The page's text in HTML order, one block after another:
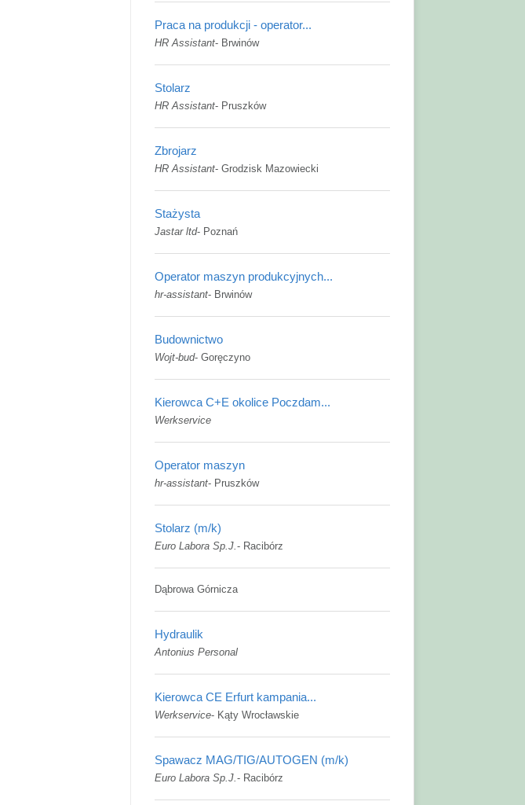
Praca na produkcji - operator...
HR Assistant- Brwinów
Stolarz
HR Assistant- Pruszków
Zbrojarz
HR Assistant- Grodzisk Mazowiecki
Stażysta
Jastar ltd- Poznań
Operator maszyn produkcyjnych...
hr-assistant- Brwinów
Budownictwo
Wojt-bud- Goręczyno
Kierowca C+E okolice Poczdam...
Werkservice
Operator maszyn
hr-assistant- Pruszków
Stolarz (m/k)
Euro Labora Sp.J.- Racibórz
Dąbrowa Górnicza
Hydraulik
Antonius Personal
Kierowca CE Erfurt kampania...
Werkservice- Kąty Wrocławskie
Spawacz MAG/TIG/AUTOGEN (m/k)
Euro Labora Sp.J.- Racibórz